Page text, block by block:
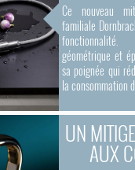
Ce nouveau
familiale
géométrique et
sa poignée qui
la consommation
UN
AUX